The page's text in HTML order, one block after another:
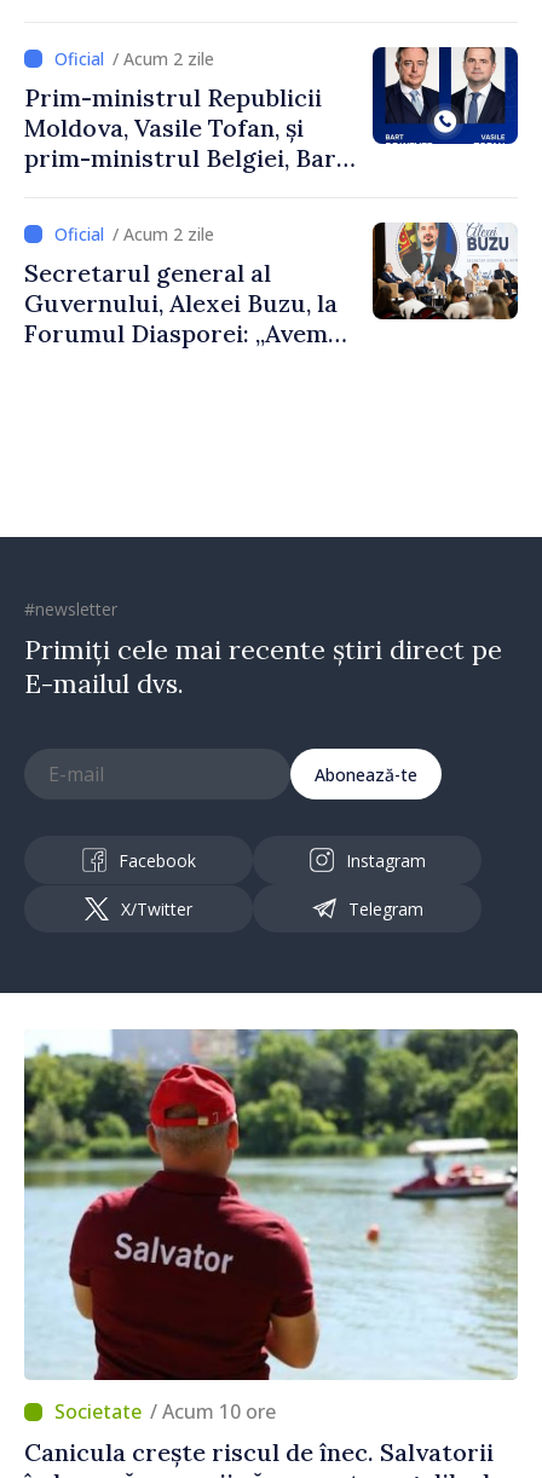
/ Acum 2 zile
Prim-ministrul Republicii
Moldova, Vasile Tofan, și
prim-ministrul Belgiei, Bart
despre parcursul european
al Republicii Moldova.
/ Acum 2 zile
Secretarul general al
Guvernului, Alexei Buzu, la
Forumul Diasporei: „Avem
#newsletter
Primiți cele mai recente știri direct pe
E-mailul dvs.
Abonează-te
Facebook Instagram
X/Twitter Telegram
/ Acum 10 ore
Canicula crește riscul de înec. Salvatorii